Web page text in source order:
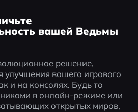
вашей Ведьмы
решение,
улучшения вашего игрового
и на консолях. Будь то
в онлайн-режиме или
открытых миров,